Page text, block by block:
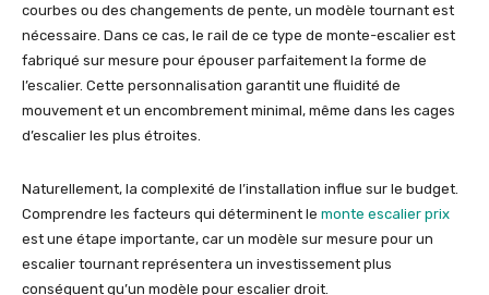
courbes ou des changements de pente, un modèle tournant est
nécessaire. Dans ce cas, le rail de ce type de monte-escalier est
fabriqué sur mesure pour épouser parfaitement la forme de
l’escalier. Cette personnalisation garantit une fluidité de
mouvement et un encombrement minimal, même dans les cages
d’escalier les plus étroites.
Naturellement, la complexité de l’installation influe sur le budget.
Comprendre les facteurs qui déterminent le monte escalier prix
est une étape importante, car un modèle sur mesure pour un
escalier tournant représentera un investissement plus
conséquent qu’un modèle pour escalier droit.